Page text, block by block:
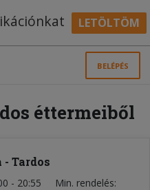
LETÖLTÖM
BELÉPÉS
éttermeiből
Tardos
- 20:55
Min. rendelés